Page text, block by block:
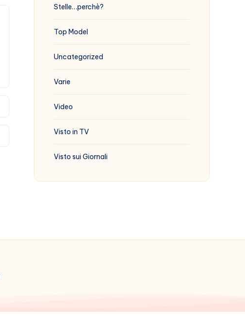
Stelle…perchè?
Top Model
Uncategorized
Varie
Video
Visto in TV
Visto sui Giornali